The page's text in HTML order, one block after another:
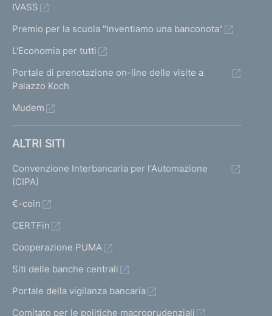
IVASS
Premio per la scuola "Inventiamo una banconota"
L'Economia per tutti
Portale di prenotazione on-line delle visite a
Palazzo Koch
Mudem
ALTRI SITI
Convenzione Interbancaria per l'Automazione
(CIPA)
€-coin
CERTFin
Cooperazione PUMA
Siti delle banche centrali
Portale della vigilanza bancaria
Comitato per le politiche macroprudenziali